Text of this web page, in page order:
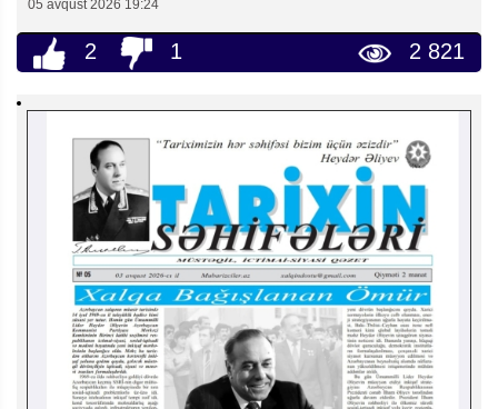
05 avqust 2026 19:24
2 1 2 821